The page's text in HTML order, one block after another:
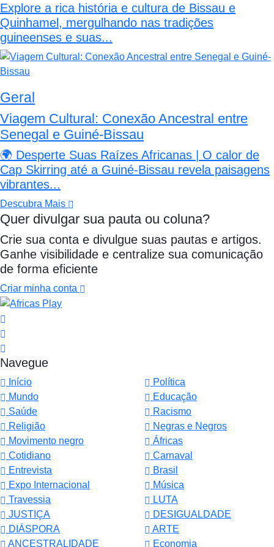
Explore a rica história e cultura de Bissau e
Quinhamel, mergulhando nas tradições
guineenses e suas...
Geral
Viagem Cultural: Conexão Ancestral entre
Senegal e Guiné-Bissau
🌍 Desperte Suas Raízes Africanas | O calor de
Cap Skirring até a Guiné-Bissau revela paisagens
vibrantes...
Descubra Mais
Quer divulgar sua pauta ou coluna?
Crie sua conta e divulgue suas pautas e artigos.
Ganhe visibilidade e centralize sua comunicação
de forma eficiente
Criar minha conta
Navegue
Início
Política
Mundo
Educação
Saúde
Racismo
Religião
Negras e Negros
Movimento negro
Áfricas
Cotidiano
Carnaval
Entrevista
Brasil
Expo Internacional
Música
Travessia
LUTA
JUSTIÇA
DESIGUALDADE
DIÁSPORA
ARTE
ANCESTRALIDADE
Economia